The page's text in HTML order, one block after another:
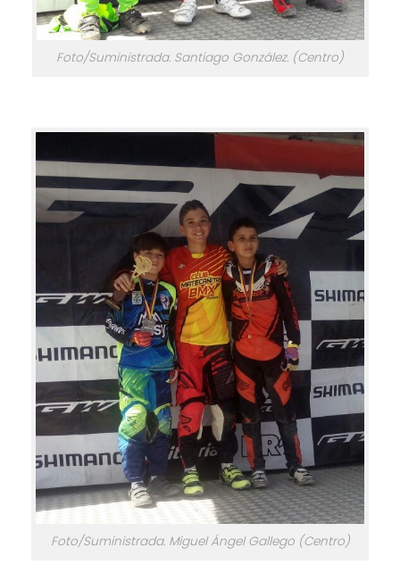
Foto/Suministrada. Santiago González. (Centro)
Foto/Suministrada. Miguel Ángel Gallego (Centro)